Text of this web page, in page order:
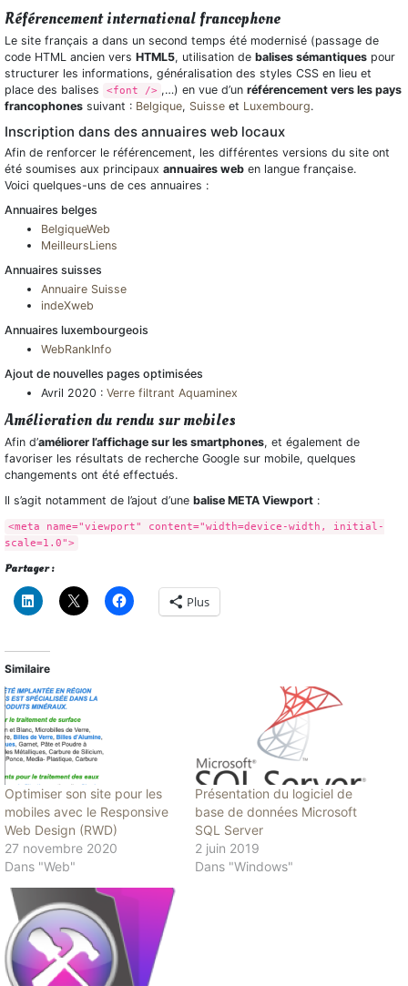
Référencement international francophone
Le site français a dans un second temps été modernisé (passage de
code HTML ancien vers HTML5, utilisation de balises sémantiques pour
structurer les informations, généralisation des styles CSS en lieu et
place des balises
<font /> ,…) en vue d’un référencement vers les pays
francophones suivant : Belgique, Suisse et Luxembourg.
Inscription dans des annuaires web locaux
Afin de renforcer le référencement, les différentes versions du site ont
été soumises aux principaux annuaires web en langue française.
Voici quelques-uns de ces annuaires :
Annuaires belges
BelgiqueWeb
MeilleursLiens
Annuaires suisses
Annuaire Suisse
indeXweb
Annuaires luxembourgeois
WebRankInfo
Ajout de nouvelles pages optimisées
Avril 2020 : Verre filtrant Aquaminex
Amélioration du rendu sur mobiles
Afin d’améliorer l’affichage sur les smartphones, et également de
favoriser les résultats de recherche Google sur mobile, quelques
changements ont été effectués.
Il s’agit notamment de l’ajout d’une balise META Viewport :
<meta name="viewport" content="width=device-width, initial-
scale=1.0">
Partager :
Plus
Similaire
Optimiser son site pour les
mobiles avec le Responsive
Web Design (RWD)
27 novembre 2020
Dans "Web"
Présentation du logiciel de
base de données Microsoft
SQL Server
2 juin 2019
Dans "Windows"